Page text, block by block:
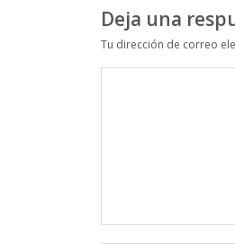
Deja una
Tu dirección de correo